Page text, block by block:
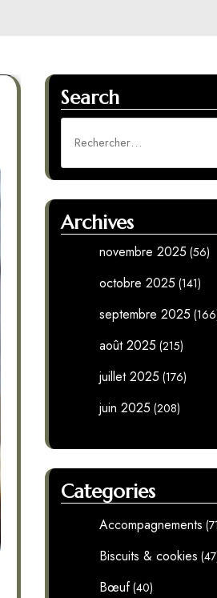
Search
Archives
novembre 2025 (56)
octobre 2025 (141)
septembre 2025
août 2025 (215)
juillet 2025 (176)
juin 2025 (208)
Categories
Accompagnements
Biscuits & cookies
Bœuf (40)